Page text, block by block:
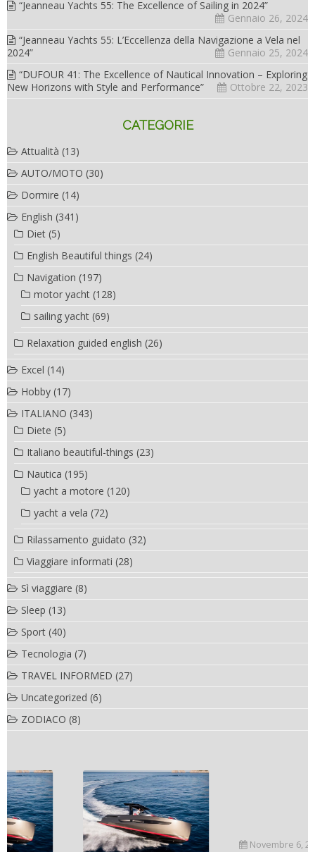
“Jeanneau Yachts 55: The Excellence of Sailing in 2024”
Gennaio 26, 2024
“Jeanneau Yachts 55: L’Eccellenza della Navigazione a Vela nel
2024”
Gennaio 25, 2024
“DUFOUR 41: The Excellence of Nautical Innovation – Exploring
New Horizons with Style and Performance”
Ottobre 22, 2023
CATEGORIE
Attualità (13)
AUTO/MOTO (30)
Dormire (14)
English (341)
Diet (5)
English Beautiful things (24)
Navigation (197)
motor yacht (128)
sailing yacht (69)
Relaxation guided english (26)
Excel (14)
Hobby (17)
ITALIANO (343)
Diete (5)
Italiano beautiful-things (23)
Nautica (195)
yacht a motore (120)
yacht a vela (72)
Rilassamento guidato (32)
Viaggiare informati (28)
Sì viaggiare (8)
Sleep (13)
Sport (40)
Tecnologia (7)
TRAVEL INFORMED (27)
Uncategorized (6)
ZODIACO (8)
Novembre 6, 2022